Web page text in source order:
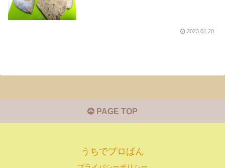
2023.01.20
PAGE TOP
うちでプロぱん